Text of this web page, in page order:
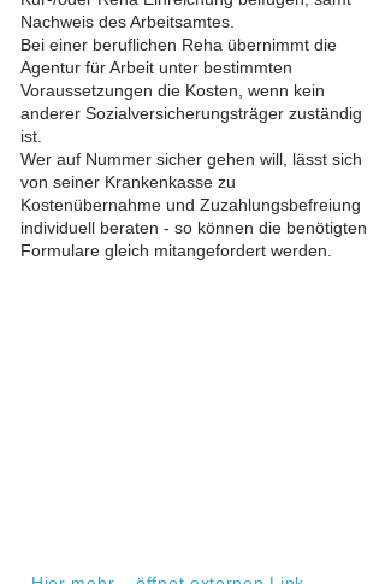
Nachweis des Arbeitsamtes.
Bei einer beruflichen Reha übernimmt die
Agentur für Arbeit unter bestimmten
Voraussetzungen die Kosten, wenn kein
anderer Sozialversicherungsträger zuständig
ist.
Wer auf Nummer sicher gehen will, lässt sich
von seiner Krankenkasse zu
Kostenübernahme und Zuzahlungsbefreiung
individuell beraten - so können die benötigten
Formulare gleich mitangefordert werden.